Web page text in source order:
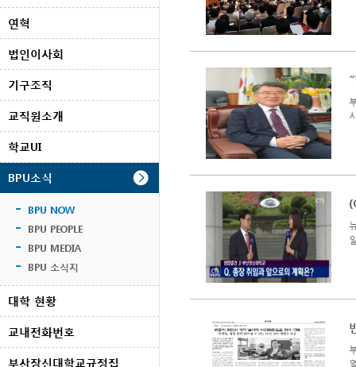
연혁
법인이사회
기구조직
교직원소개
학교UI
BPU소식
BPU NOW
BPU PEOPLE
BPU MEDIA
BPU 소식지
대학 현황
교내전화번호
부산장신대학교규정집